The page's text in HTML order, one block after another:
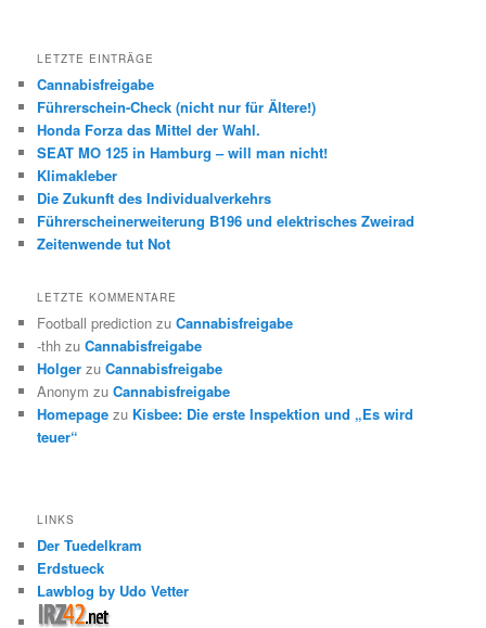
LETZTE EINTRÄGE
Cannabisfreigabe
Führerschein-Check (nicht nur für Ältere!)
Honda Forza das Mittel der Wahl.
SEAT MO 125 in Hamburg – will man nicht!
Klimakleber
Die Zukunft des Individualverkehrs
Führerscheinerweiterung B196 und elektrisches Zweirad
Zeitenwende tut Not
LETZTE KOMMENTARE
Football prediction zuCannabisfreigabe
-thh zuCannabisfreigabe
Holger zuCannabisfreigabe
Anonym zuCannabisfreigabe
Homepage zu Kisbee: Die erste Inspektion und „Es wird
teuer“
LINKS
Der Tuedelkram
Erdstueck
Lawblog by Udo Vetter